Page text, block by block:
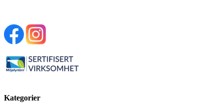
Kategorier